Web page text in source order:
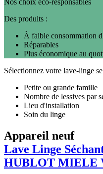
Des produits :
À faible consommation
Réparables
Plus économique au
Sélectionnez votre lave-linge
Petite ou grande famille
Nombre de lessives par
Lieu d'installation
Soin du linge
Appareil neuf
Lave Linge
HUBLOT MIELE